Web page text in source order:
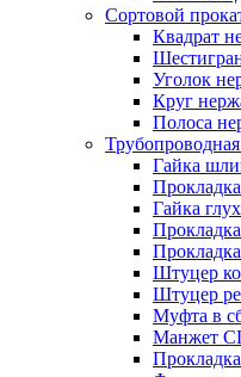
Сортовой
Квадрат
Уголок
Круг
Полоса
Гайка
Гайка
Штуцер
Штуцер
Муфта в
Манжет